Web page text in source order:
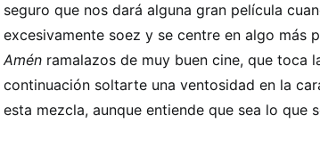
seguro que nos dará alguna gran película
excesivamente soez y se centre en algo más
Amén ramalazos de muy buen cine, que toca
continuación soltarte una ventosidad en la
esta mezcla, aunque entiende que sea lo que